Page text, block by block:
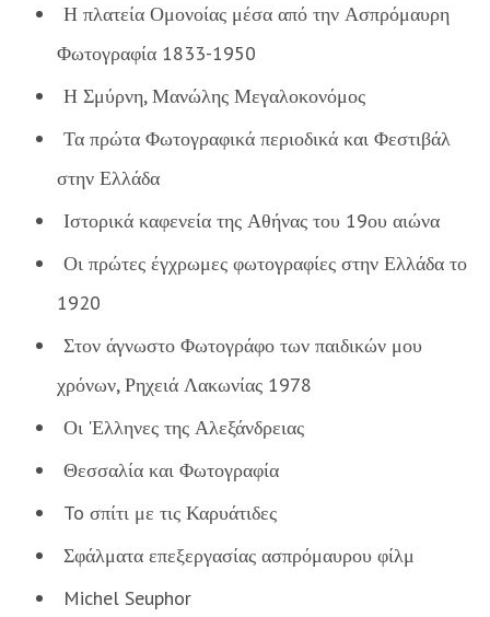
Η πλατεία Ομονοίας μέσα από την Ασπρόμαυρη
Φωτογραφία 1833-1950
Η Σμύρνη, Μανώλης Μεγαλοκονόμος
Τα πρώτα Φωτογραφικά περιοδικά και Φεστιβάλ
στην Ελλάδα
Ιστορικά καφενεία της Αθήνας του 19ου αιώνα
Οι πρώτες έγχρωμες φωτογραφίες στην Ελλάδα το
1920
Στον άγνωστο Φωτογράφο των παιδικών μου
χρόνων, Ρηχειά Λακωνίας 1978
Οι 'Ελληνες της Αλεξάνδρειας
Θεσσαλία και Φωτογραφία
To σπίτι με τις Καρυάτιδες
Σφάλματα επεξεργασίας ασπρόμαυρου φίλμ
Michel Seuphor